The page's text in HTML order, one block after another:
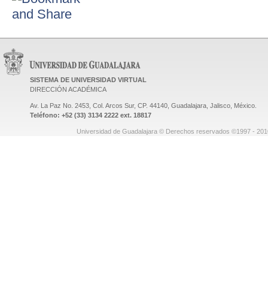
SISTEMA DE UNIVERSIDAD VIRTUAL
DIRECCIÓN ACADÉMICA
Av. La Paz No. 2453, Col. Arcos Sur, CP. 44140, Guadalajara, Jalisco, México.
Teléfono: +52 (33) 3134 2222 ext. 18817
Universidad de Guadalajara © Derechos reservados ©1997 -